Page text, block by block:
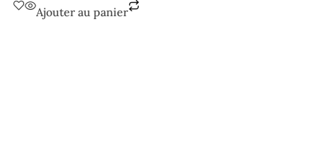
Ajouter au panier